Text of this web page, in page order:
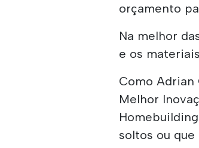
orçamento
Na melhor
e os
Como
Melhor
soltos ou